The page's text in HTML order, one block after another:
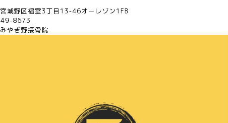
城野区福室3丁目 13-46オーレゾン1FB
8673
やぎ野接骨院